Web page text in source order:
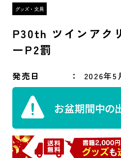
P30th ツインアク
ーP2罰
発売日 2026年5